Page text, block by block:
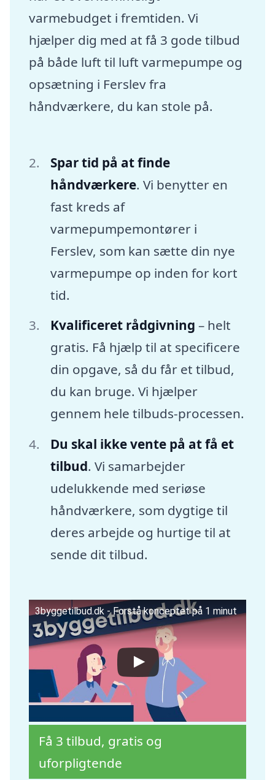
varmebudget i fremtiden. Vi
hjælper dig med at få 3 gode tilbud
på både luft til luft varmepumpe og
opsætning i Ferslev fra
håndværkere, du kan stole på.
Spar tid på at finde
håndværkere. Vi benytter en
fast kreds af
varmepumpemontører i
Ferslev, som kan sætte din nye
varmepumpe op inden for kort
tid.
Kvalificeret rådgivning – helt
gratis. Få hjælp til at specificere
din opgave, så du får et tilbud,
du kan bruge. Vi hjælper
gennem hele tilbuds-processen.
Du skal ikke vente på at få et
tilbud. Vi samarbejder
udelukkende med seriøse
håndværkere, som dygtige til
deres arbejde og hurtige til at
sende dit tilbud.
3byggetilbud.dk - Forstå konceptet på 1 minut
Få 3 tilbud, gratis og
uforpligtende